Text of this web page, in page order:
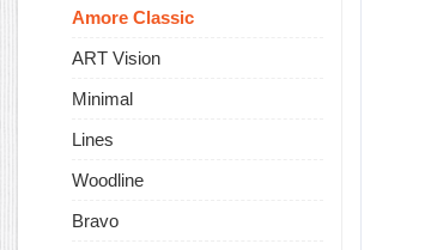
Amore Classic
ART Vision
Minimal
Lines
Woodline
Bravo